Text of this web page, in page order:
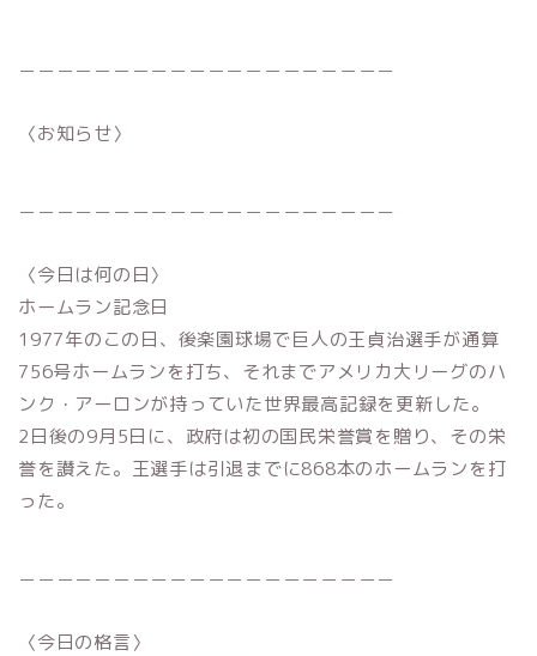
〈お知らせ〉
〈今日は何の日〉
ホームラン記念日
1977年のこの日、後楽園球場で巨人の王貞治選手が通算
756号ホームランを打ち、それまでアメリカ大リーグのハ
ンク・アーロンが持っていた世界最高記録を更新した。
2日後の9月5日に、政府は初の国民栄誉賞を贈り、その栄
誉を讃えた。王選手は引退までに868本のホームランを打
った。
〈今日の格言〉